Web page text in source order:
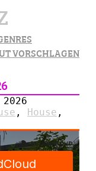
VORSCHLAGEN
, House ,